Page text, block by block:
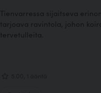
Tienvarressa sijaitseva
tarjoava ravintola, johon
tervetulleita.